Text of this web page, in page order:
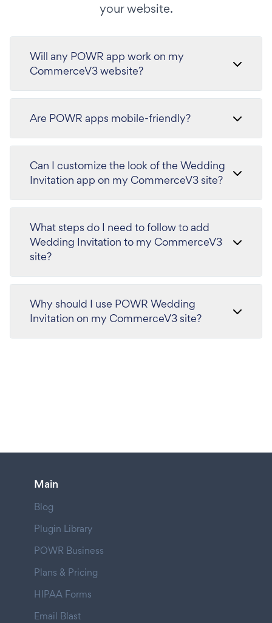
your website.
Will any POWR app work on my
CommerceV3 website?
Are POWR apps mobile-friendly?
Can I customize the look of the Wedding
Invitation app on my CommerceV3 site?
What steps do I need to follow to add
Wedding Invitation to my CommerceV3
site?
Why should I use POWR Wedding
Invitation on my CommerceV3 site?
Main
Blog
Plugin Library
POWR Business
Plans & Pricing
HIPAA Forms
Email Blast